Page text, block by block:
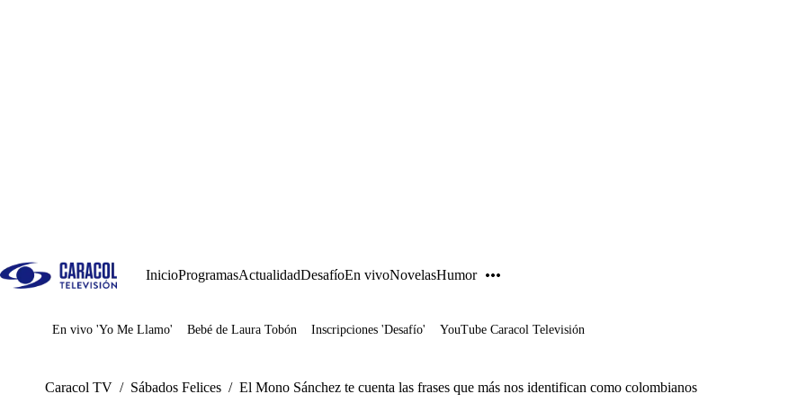
InicioProgramasActualidadDesafíoEn vivoNovelasHumor
Juegos
En vivo 'Yo Me Llamo' Bebé de Laura Tobón Inscripciones 'Desafío' YouTube Caracol Televisión
Caracol TV / Sábados Felices / El Mono Sánchez te cuenta las frases que más nos identifican como colombianos